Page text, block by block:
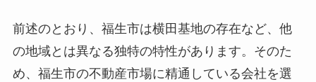
前述のとおり、福生市は横田基地の存在など、他
の地域とは異なる独特の特性があります。そのた
め、福生市の不動産市場に精通している会社を選